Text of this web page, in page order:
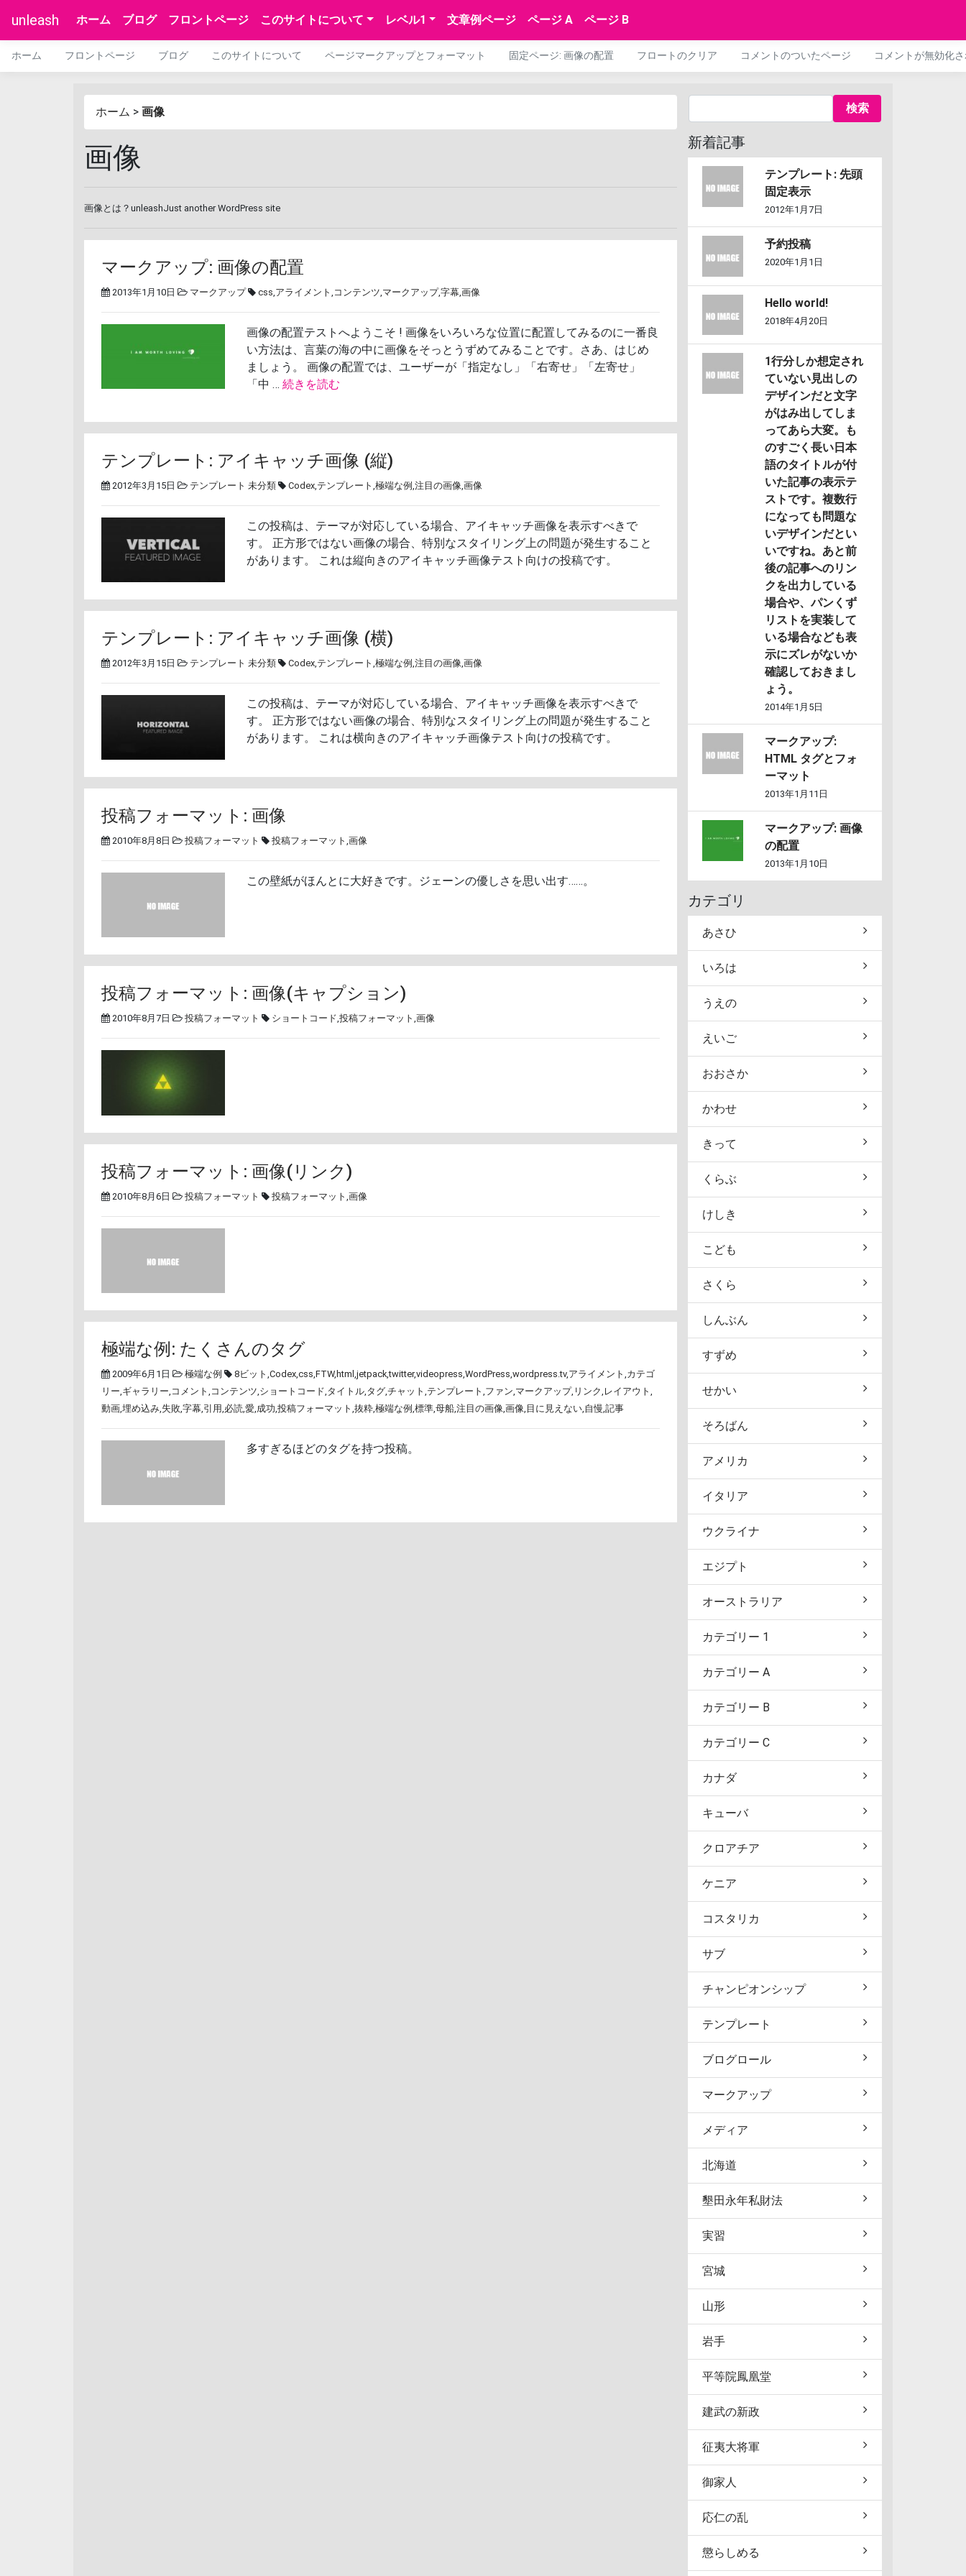
unleash ホーム ブログ フロントページ このサイトについて レベル1 文章例ページ ページ A ページ B
ホーム フロントページ ブログ このサイトについて ページマークアップとフォーマット 固定ページ: 画像の配置 フロートのクリア コメントのついたページ コメントが無効化
ホーム > 画像
画像
画像とは？unleashJust another WordPress site
マークアップ: 画像の配置
2013年1月10日 マークアップ css,アライメント , コンテンツ,マークアップ,字幕,画像
画像の配置テストへようこそ ! 画像をいろいろな位置に配置してみるのに一番良
い方法は、言葉の海の中に画像をそっとうずめてみることです。さあ、はじめ
ましょう。 画像の配置では、ユーザーが「指定なし」「右寄せ」「左寄せ」
「中 … 続きを読む
テンプレート: アイキャッチ画像 (縦)
2012年3月15日 テンプレート 未分類 Codex,テンプレート ,極端な例 ,注目の画像,画像
この投稿は、テーマが対応している場合、アイキャッチ画像を表示すべきで
す。 正方形ではない画像の場合、特別なスタイリング上の問題が発生すること
があります。 これは縦向きのアイキャッチ画像テスト向けの投稿です。
テンプレート: アイキャッチ画像 (横)
2012年3月15日 テンプレート 未分類 Codex,テンプレート ,極端な例 ,注目の画像,画像
この投稿は、テーマが対応している場合、アイキャッチ画像を表示すべきで
す。 正方形ではない画像の場合、特別なスタイリング上の問題が発生すること
があります。 これは横向きのアイキャッチ画像テスト向けの投稿です。
投稿フォーマット: 画像
2010年8月8日 投稿フォーマット 投稿フォーマット ,画像
この壁紙がほんとに大好きです。ジェーンの優しさを思い出す……。
投稿フォーマット: 画像(キャプション)
2010年8月7日 投稿フォーマット ショートコード,投稿フォーマット ,画像
投稿フォーマット: 画像(リンク)
2010年8月6日 投稿フォーマット 投稿フォーマット 画像
極端な例: たくさんのタグ
2009年6月1日 極端な例 8ビット Codex css FTW, html jetpack,twitter,videopress WordPress wordpress.tv, アライメント カテゴ
リー ギャラリー コメント コンテンツ ショートコード タイトル タグ チャット テンプレート ファン マークアップ, リンク レイアウト
動画 埋め込み 失敗 字幕 引用 必読 愛 成功 投稿フォーマット 抜粋 極端な例 標準 母船 注目の画像 画像 目に見えない 自慢 記事
多すぎるほどのタグを持つ投稿。
新着記事
テンプレート: 先頭
固定表示
2012年1月7日
予約投稿
2020年1月1日
Hello world!
2018年4月20日
1行分しか想定され
ていない見出しの
デザインだと文字
がはみ出してしま
ってあら大変。も
のすごく長い日本
語のタイトルが付
いた記事の表示テ
ストです。複数行
になっても問題な
いデザインだとい
いですね。あと前
後の記事へのリン
クを出力している
場合や、パンくず
リストを実装して
いる場合なども表
示にズレがないか
確認しておきまし
ょう。
2014年1月5日
マークアップ:
HTML タグとフォ
ーマット
2013年1月11日
マークアップ: 画像
の配置
2013年1月10日
カテゴリ
あさひ
いろは
うえの
えいご
おおさか
かわせ
きって
くらぶ
けしき
こども
さくら
しんぶん
すずめ
せかい
そろばん
アメリカ
イタリア
ウクライナ
エジプト
オーストラリア
カテゴリー 1
カテゴリー A
カテゴリー B
カテゴリー C
カナダ
キューバ
クロアチア
ケニア
コスタリカ
サブ
チャンピオンシップ
テンプレート
ブログロール
マークアップ
メディア
北海道
墾田永年私財法
実習
宮城
山形
岩手
平等院鳳凰堂
建武の新政
征夷大将軍
御家人
応仁の乱
懲らしめる